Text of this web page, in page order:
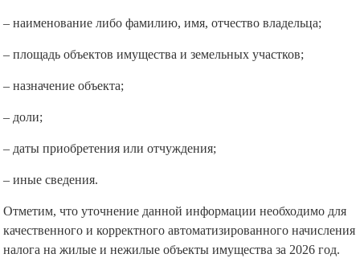
– наименование либо фамилию, имя, отчество владельца;
– площадь объектов имущества и земельных участков;
– назначение объекта;
– доли;
– даты приобретения или отчуждения;
– иные сведения.
Отметим, что уточнение данной информации необходимо для
качественного и корректного автоматизированного начисления
налога на жилые и нежилые объекты имущества за 2026 год.